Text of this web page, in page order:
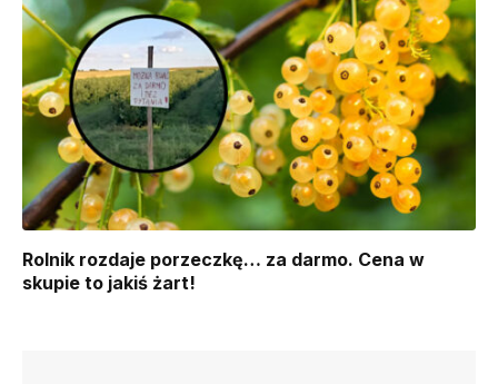
Rolnik rozdaje porzeczkę… za darmo. Cena w
skupie to jakiś żart!